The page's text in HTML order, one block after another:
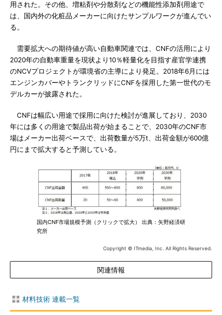
用された。その他、増粘剤や分散剤などの機能性添加剤用途で
は、国内外の化粧品メーカーに向けたサンプルワークが進んでい
る。
需要拡大への期待値が高い自動車関連では、CNFの活用により
2020年の自動車重量を現状より10％軽量化を目指す産官学連携
のNCVプロジェクトが環境省の主導により発足。2018年6月には
エンジンカバーやトランクリッドにCNFを採用した第一世代のモ
デルカーが披露された。
CNFは幅広い用途で採用に向けた検討が進展しており、2030
年には多くの用途で製品出荷が始まることで、2030年のCNF市
場はメーカー出荷ベースで、出荷数量が5万t、出荷金額が600億
円にまで拡大すると予測している。
国内CNF市場規模予測（クリックで拡大） 出典：矢野経済研
究所
Copyright © ITmedia, Inc. All Rights Reserved.
関連情報
材料技術 連載一覧